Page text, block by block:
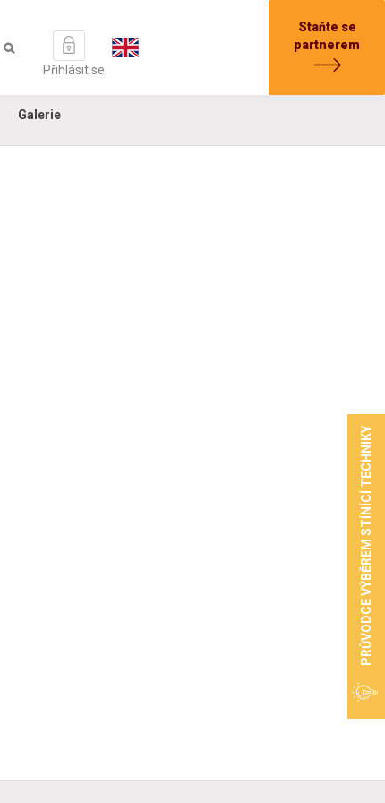
Staňte se
partnerem
Přihlásit se
Galerie
PRŮVODCE VÝBĚREM STÍNÍCÍ TECHNIKY